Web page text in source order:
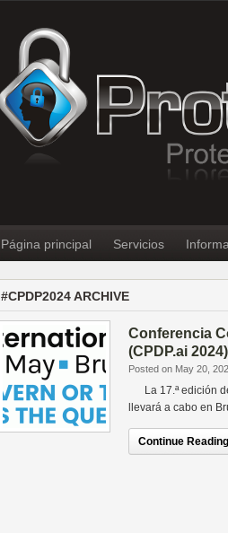
Página principal Servicios
#CPDP2024 ARCHIVE
Conferencia
(CPDP.ai 2024)
Posted on May 20,
La 17.ª edición
llevará a cabo en
Continue